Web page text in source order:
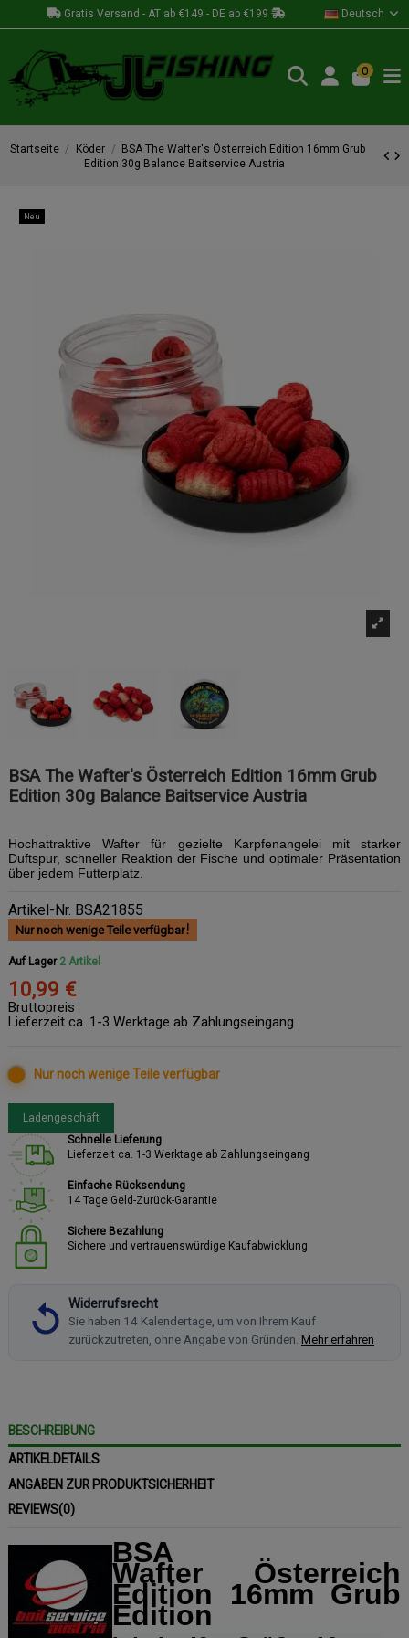
Gratis Versand - AT ab €149 - DE ab €199 Deutsch
0
Startseite Köder
BSA The Wafter's Österreich Edition 16mm Grub
Edition 30g Balance Baitservice Austria
Neu
BSA The Wafter's Österreich Edition 16mm Grub
Edition 30g Balance Baitservice Austria
Hochattraktive Wafter für gezielte Karpfenangelei mit starker
Duftspur, schneller Reaktion der Fische und optimaler Präsentation
über jedem Futterplatz.
Artikel-Nr. BSA21855
Nur noch wenige Teile verfügbar
Auf Lager 2 Artikel
10,99 €
Bruttopreis
Lieferzeit ca. 1-3 Werktage ab Zahlungseingang
Nur noch wenige Teile verfügbar
Ladengeschäft
Schnelle Lieferung
Lieferzeit ca. 1-3 Werktage ab Zahlungseingang
Einfache Rücksendung
14 Tage Geld-Zurück-Garantie
Sichere Bezahlung
Sichere und vertrauenswürdige Kaufabwicklung
Widerrufsrecht
Sie haben 14 Kalendertage, um von Ihrem Kauf
zurückzutreten, ohne Angabe von Gründen. Mehr erfahren
BESCHREIBUNG
ARTIKELDETAILS
ANGABEN ZUR PRODUKTSICHERHEIT
REVIEWS(0)
BSA
Wafter Österreich
Edition 16mm Grub
Edition